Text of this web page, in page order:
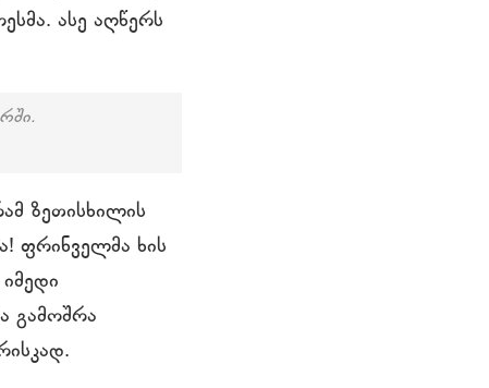
ასე აღწერს
ზეთისხილის
ფრინველმა ხის
გამოშრა